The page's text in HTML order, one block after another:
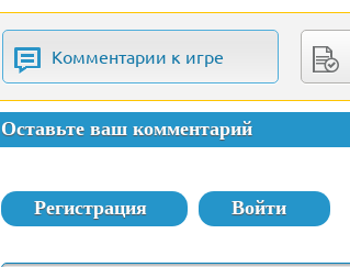
Комментарии к игре
Оставьте ваш комментарий
Регистрация Войти